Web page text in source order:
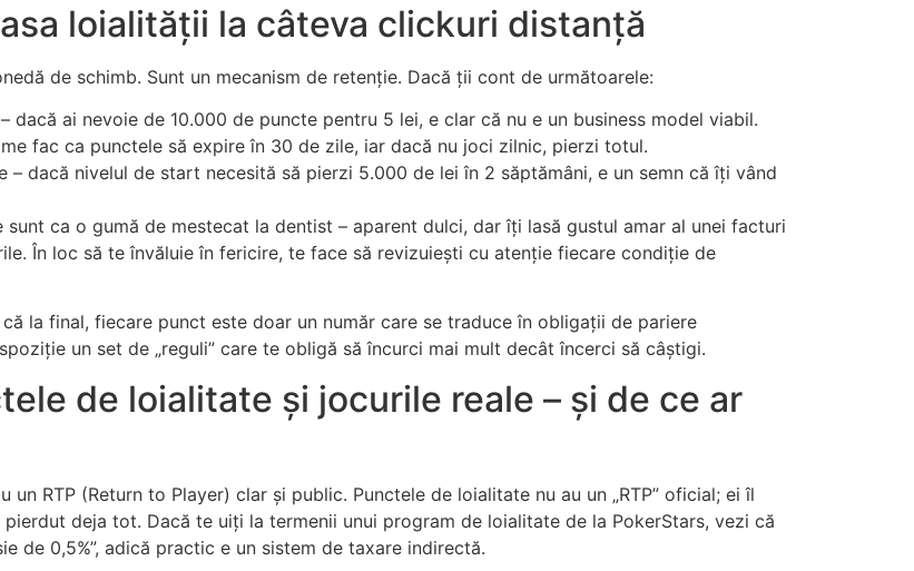
loialității la câteva clickuri distanță
de schimb. Sunt un mecanism de retenție. Dacă ții cont de următoarele:
ai nevoie de 10.000 de puncte pentru 5 lei, e clar că nu e un business model viabil.
fac ca punctele să expire în 30 de zile, iar dacă nu joci zilnic, pierzi totul.
– dacă nivelul de start necesită să pierzi 5.000 de lei în 2 săptămâni, e un semn că îți vând
ca o gumă de mestecat la dentist – aparent dulci, dar îți lasă gustul amar al unei facturi
În loc să te învăluie în fericire, te face să revizuiești cu atenție fiecare condiție de
la final, fiecare punct este doar un număr care se traduce în obligații de pariere
un set de „reguli” care te obligă să încurci mai mult decât încerci să câștigi.
de loialitate și jocurile reale – și de ce ar
RTP (Return to Player) clar și public. Punctele de loialitate nu au un „RTP” oficial; ei îl
deja tot. Dacă te uiți la termenii unui program de loialitate de la PokerStars, vezi că
de 0,5%”, adică practic e un sistem de taxare indirectă.